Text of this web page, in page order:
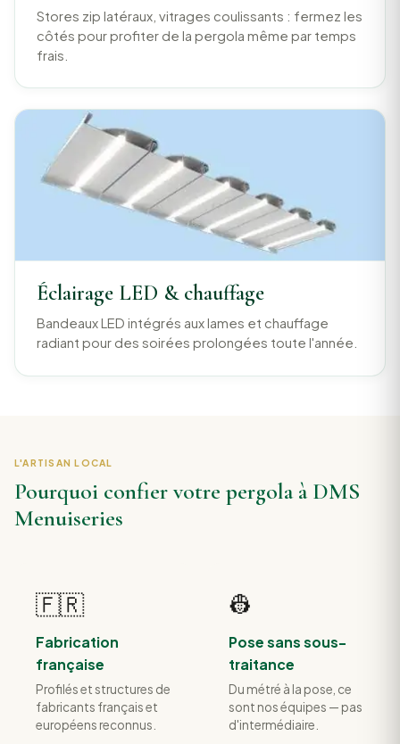
Stores zip latéraux, vitrages coulissants : fermez les
côtés pour profiter de la pergola même par temps
frais.
Éclairage LED & chauffage
Bandeaux LED intégrés aux lames et chauffage
radiant pour des soirées prolongées toute l'année.
L'ARTISAN LOCAL
Pourquoi confier votre pergola à DMS
Menuiseries
🇫🇷
Fabrication
française
Profilés et structures de
fabricants français et
européens reconnus.
👷
Pose sans sous-
traitance
Du métré à la pose, ce
sont nos équipes — pas
d'intermédiaire.